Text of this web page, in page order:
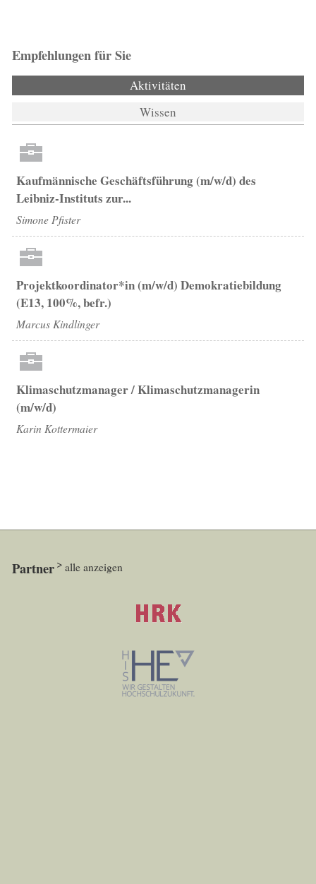
Empfehlungen für Sie
Aktivitäten
Wissen
Kaufmännische Geschäftsführung (m/w/d) des
Leibniz-Instituts zur...
Simone Pfister
Projektkoordinator*in (m/w/d) Demokratiebildung
(E13, 100%, befr.)
Marcus Kindlinger
Klimaschutzmanager / Klimaschutzmanagerin
(m/w/d)
Karin Kottermaier
Partner alle anzeigen